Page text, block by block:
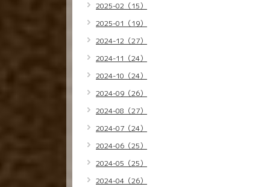
2025-02（15）
2025-01（19）
2024-12（27）
2024-11（24）
2024-10（24）
2024-09（26）
2024-08（27）
2024-07（24）
2024-06（25）
2024-05（25）
2024-04（26）